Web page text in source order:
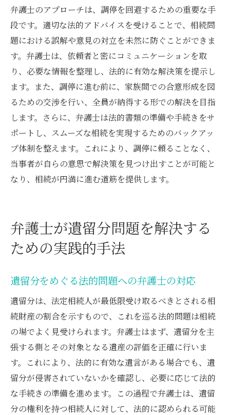
弁護士のアプローチは、調停を回避するための重要な手
段です。適切な法的アドバイスを受けることで、相続問
題における誤解や意見の対立を未然に防ぐことができま
す。弁護士は、依頼者と密にコミュニケーションを取
り、必要な情報を整理し、法的に有効な解決策を提示し
ます。また、調停に進む前に、家族間での合意形成を図
るための交渉を行い、全員が納得する形での解決を目指
します。さらに、弁護士は法的書類の準備や手続きをサ
ポートし、スムーズな相続を実現するためのバックアッ
プ体制を整えます。これにより、調停に頼ることなく、
当事者が自らの意思で解決策を見つけ出すことが可能と
なり、相続が円満に進む道筋を提供します。
弁護士が遺留分問題を解決する
ための実践的手法
遺留分をめぐる法的問題への弁護士の対応
遺留分は、法定相続人が最低限受け取るべきとされる相
続財産の割合を示すもので、これを巡る法的問題は相続
の場でよく見受けられます。弁護士はまず、遺留分を主
張する側とその対象となる遺産の評価を正確に行いま
す。これにより、法的に有効な遺言がある場合でも、遺
留分が侵害されていないかを確認し、必要に応じて法的
な手続きの準備を進めます。この過程で弁護士は、遺留
分の権利を持つ相続人に対して、法的に認められる可能